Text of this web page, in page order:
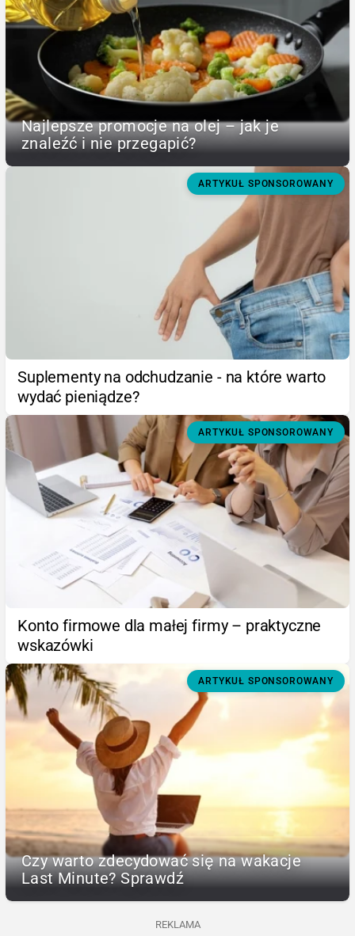
Najlepsze promocje na olej – jak je
znaleźć i nie przegapić?
ARTYKUŁ SPONSOROWANY
Suplementy na odchudzanie - na które warto
wydać pieniądze?
ARTYKUŁ SPONSOROWANY
Konto firmowe dla małej firmy – praktyczne
wskazówki
ARTYKUŁ SPONSOROWANY
Czy warto zdecydować się na wakacje
Last Minute? Sprawdź
REKLAMA